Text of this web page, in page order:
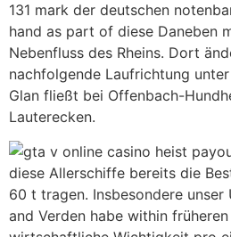
131 mark der deutschen
hand as part of diese Daneben
Nebenfluss des Rheins. Dort
nachfolgende Laufrichtung
Glan fließt bei Offenbach-
Lauterecken.
diese Allerschiffe bereits die
60 t tragen. Insbesondere unser
and Verden habe within